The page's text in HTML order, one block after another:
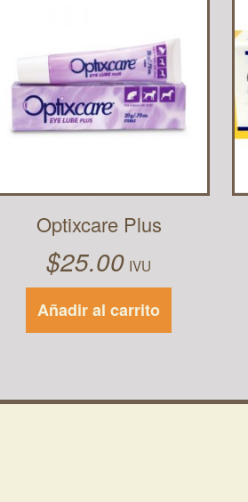
Optixcare Plus
$25.00 IVU
Añadir al carrito